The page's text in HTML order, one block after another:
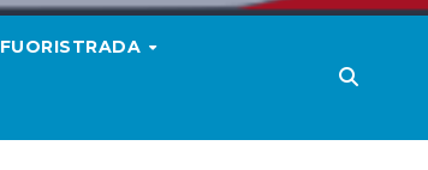
FUORISTRADA